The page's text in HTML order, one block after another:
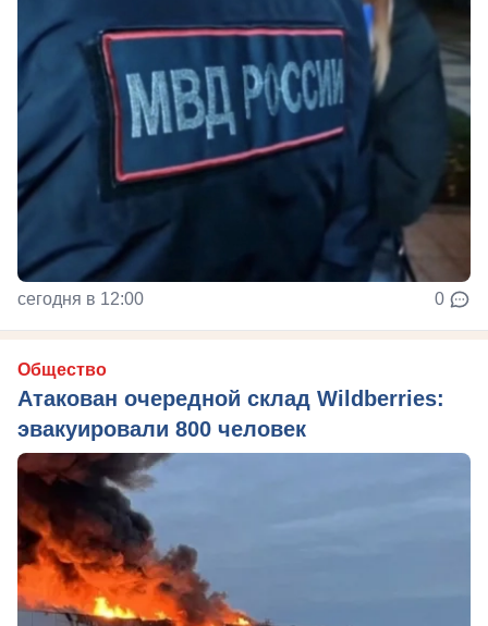
сегодня в 12:00 0
Общество
Атакован очередной склад Wildberries:
эвакуировали 800 человек